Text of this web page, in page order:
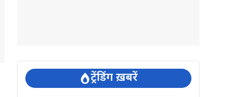
ट्रेंडिंग ख़बरें